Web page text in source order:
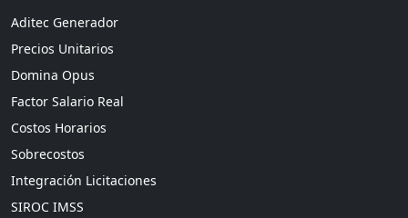
Aditec Generador
Precios Unitarios
Domina Opus
Factor Salario Real
Costos Horarios
Sobrecostos
Integración Licitaciones
SIROC IMSS